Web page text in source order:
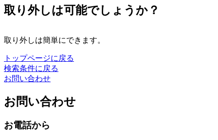
取り外しは可能でしょうか？
取り外しは簡単にできます。
トップページに戻る
検索条件に戻る
お問い合わせ
お問い合わせ
お電話から